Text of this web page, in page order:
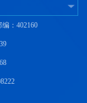
：402160